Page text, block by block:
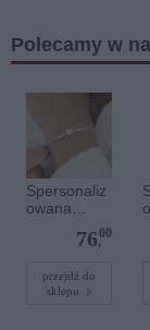
Polecamy w
Spersonaliz
owana
bransoletka
sznurkowa -
Srebrne
kółko
76,
00
przejdź do
sklepu